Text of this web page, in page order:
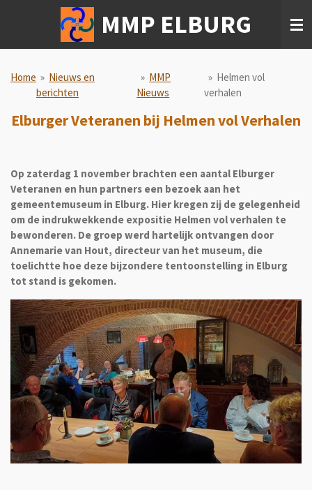
hoofdinhoud
MMP ELBURG
Home » Nieuws en
berichten
» MMP
Nieuws
» Helmen vol
verhalen
Elburger Veteranen bij Helmen vol Verhalen
Op zaterdag 1 november brachten een aantal Elburger
Veteranen en hun partners een bezoek aan het
gemeentemuseum in Elburg. Hier kregen zij de gelegenheid
om de indrukwekkende expositie Helmen vol verhalen te
bewonderen. De groep werd hartelijk ontvangen door
Annemarie van Hout, directeur van het museum, die
toelichtte hoe deze bijzondere tentoonstelling in Elburg
tot stand is gekomen.